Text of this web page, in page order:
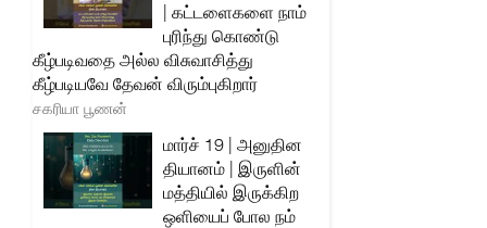
| கட்டளைகளை நாம்
புரிந்து கொண்டு
கீழ்படிவதை அல்ல விசுவாசித்து
கீழ்படியவே தேவன் விரும்புகிறார்
சகரியா பூணன்
மார்ச் 19 | அனுதின
தியானம் | இருளின்
மத்தியில் இருக்கிற
ஒளியைப் போல நம்